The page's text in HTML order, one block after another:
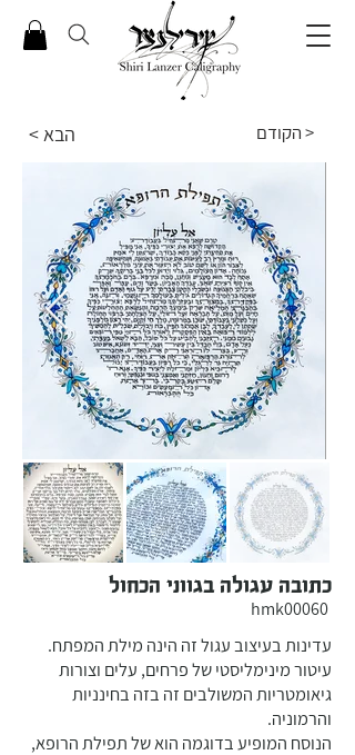
הקודם >
כתובה עגולה בגווני הכחול
hmk00060
עדינות בעיצוב עגול זה הינה מילת המפתח.
עיטור מינימליסטי של פרחים, עלים וצורות
גיאומטריות המשולבים זה בזה בחינניות
והרמוניה.
הנוסח המופיע בדוגמה הוא של תפילת הרופא,
< הבא